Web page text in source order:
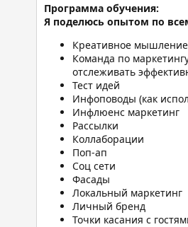
Программа обучения:
Я поделюсь опытом по
Креативное мышление
Команда по
отслеживать
Тест идей
Инфоповоды (как
Инфлюенс маркетинг
Рассылки
Коллаборации
Поп-ап
Соц сети
Фасады
Локальный маркетинг
Личный бренд
Точки касания с